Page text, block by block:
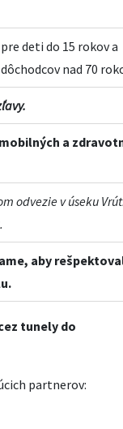
pre deti do 15 rokov a
dôchodcov nad 70
a
odvezie v úseku
.
aby
tunely do
partnerov: